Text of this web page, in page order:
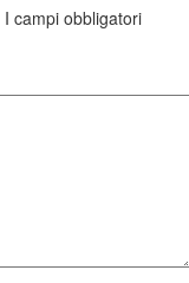
I campi obbligatori